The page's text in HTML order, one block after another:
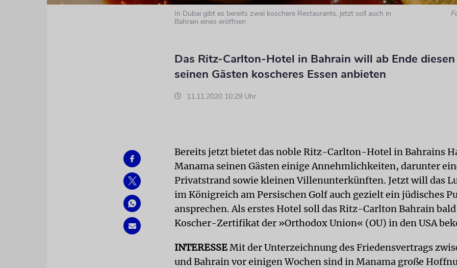
In Dubai gibt es bereits zwei koschere Restaurants, jetzt soll auch in
Bahrain eines eröffnen
Das Ritz-Carlton-Hotel in Bahrain will ab Ende
seinen Gästen koscheres Essen anbieten
11.11.2020 10:29 Uhr
Bereits jetzt bietet das noble Ritz-Carlton-Hotel in Bahrains
Manama seinen Gästen einige Annehmlichkeiten, darunter
Privatstrand sowie kleinen Villenunterkünften. Jetzt will das
im Königreich am Persischen Golf auch gezielt ein jüdisches
ansprechen. Als erstes Hotel soll das Ritz-Carlton Bahrain
Koscher-Zertifikat der »Orthodox Union« (OU) in den USA
INTERESSEMit der Unterzeichnung des Friedensvertrags
und Bahrain vor einigen Wochen sind in Manama große